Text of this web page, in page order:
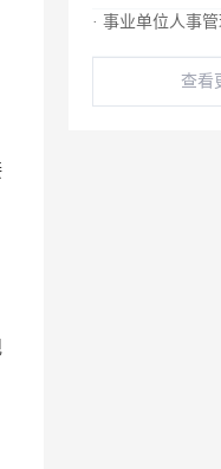
· 事业单位人事管
查看